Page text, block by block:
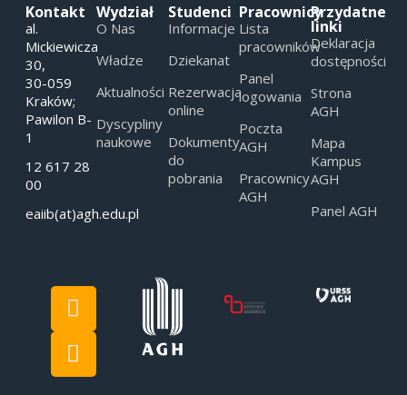
Kontakt
al.
Mickiewicza
30,
30-059
Kraków;
Pawilon B-
1
12 617 28
00
eaiib(at)agh.edu.pl
Wydział
O Nas
Władze
Aktualności
Dyscypliny
naukowe
Studenci
Informacje
Dziekanat
Rezerwacja
online
Dokumenty
do
pobrania
Pracownicy
Lista
pracowników
Panel
logowania
Poczta
AGH
Pracownicy
AGH
Przydatne
linki
Deklaracja
dostępności
Strona
AGH
Mapa
Kampus
AGH
Panel AGH